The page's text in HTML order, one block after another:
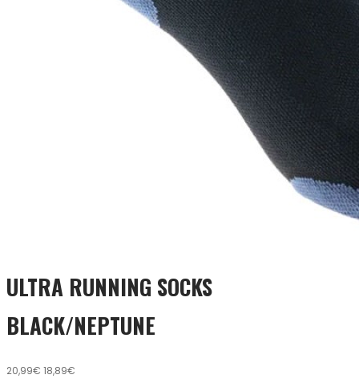
ULTRA RUNNING SOCKS
BLACK/NEPTUNE
20,99€ 18,89€